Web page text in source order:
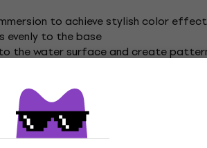
to achieve stylish color
evenly to the base
the water surface and create
surface with paper. Add more
metal, earthenware, terracotta,
matt, Sir Petrol matt, Volcanic Gray